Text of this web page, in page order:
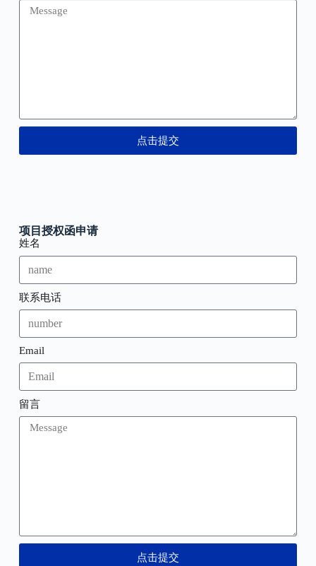
点击提交
项目授权函申请
姓名
联系电话
Email
留言
点击提交